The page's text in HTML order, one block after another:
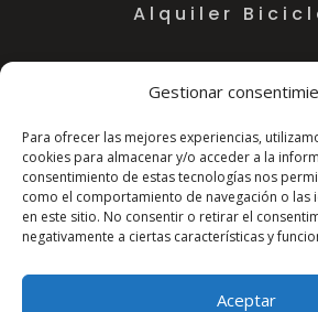
Gestionar
Para ofrecer las mejores experiencias,
cookies para almacenar y/o acceder a la
consentimiento de estas tecnologías nos
como el comportamiento de navegación o las
en este sitio. No consentir o retirar el
negativamente a ciertas características y
Aceptar
Alquiler